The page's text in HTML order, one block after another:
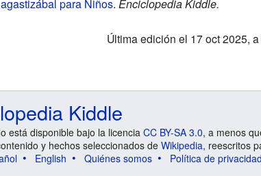
para Niños. Enciclopedia Kiddle.
Última edición el 17 oct 2025,
Kiddle
está disponible bajo la licencia CC BY-SA 3.0, a menos
y hechos seleccionados deWikipedia, reescritos
English Quiénes somos Política de privacidad